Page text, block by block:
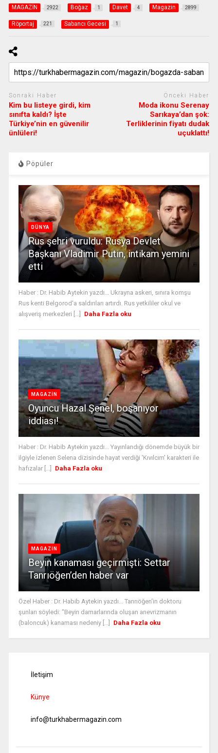
MAGAZİN 2922 Boğaz 1 Davet 4 Magazin 2899
Röportaj 221 Sabancı Gecesi 1
Sonraki Haber
Kim bu listeye girdi, kim
sınıfta kaldı? İşte
Türkiye’nin en güvenilir
ünlüleri!
Önceki Haber
Moda ikonu Serenay
Sarıkaya’dan şok:
Terliklerinin fiyatı dudak
uçuklattı!
Pöpüler
DÜNYA
Rus şehri vuruldu: Rusya Devlet
Başkanı Vladimir Putin, intikam yemini
etti
Haber : Dr. Habib Aytekin yazdı... Ukrayna askeri, sınıra komşu
Rus kenti Belgorod'a saldırıları artırdı. Rus yetkililer okul ve
alışveriş merkezleri [...]
Daha Fazla oku
MAGAZİN
Oyuncu Hazal Şenel, boşanıyor
iddiası!
Haber : Dr. Habib Aytekin yazdı... Yayınlandığı dönemde büyük bir
ilgiyle izlenen Selena dizisinde hayat verdiği 'Kıvılcım' karakteri ile
hafızalar [...]
Daha Fazla oku
MAGAZİN
Beyin kanaması geçirmişti: Settar
Tanrıöğen’den haber var
Özel Haber : Dr. Habib Aytekin yazdı... Tanrıöğen'in doktoru
şunları söyledi: "Beyin damarlarında oluşan anevrizmanın
(baloncuk) kanaması nedeniy [...]
Daha Fazla oku
İletişim
Künye
info@turkhabermagazin.com